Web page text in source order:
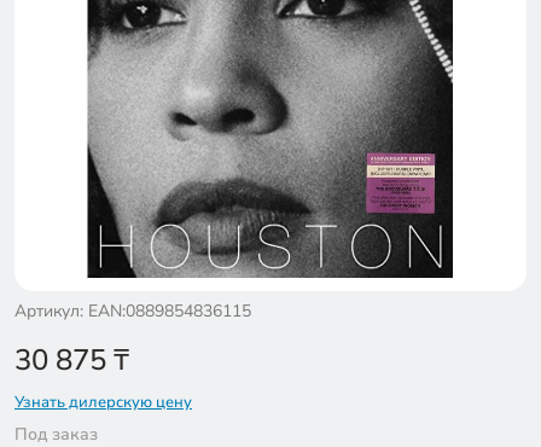
Артикул: EAN:0889854836115
30 875₸
Узнать дилерскую цену
Под заказ